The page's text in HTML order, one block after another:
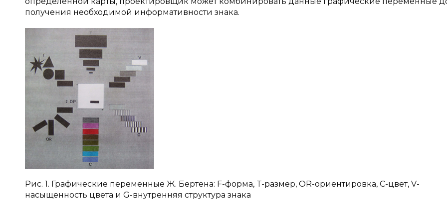
получения необходимой информативности знака.
Рис. 1. Графические переменные Ж. Бертена: F-форма, T-размер, OR-ориентировка, C-цвет, V-
насыщенность цвета и G-внутренняя структура знака